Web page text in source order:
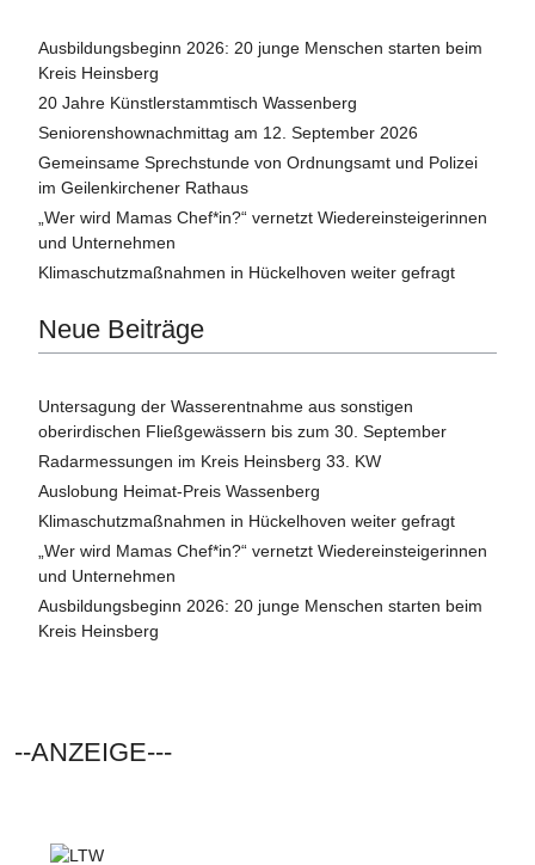
Ausbildungsbeginn 2026: 20 junge Menschen starten beim
Kreis Heinsberg
20 Jahre Künstlerstammtisch Wassenberg
Seniorenshownachmittag am 12. September 2026
Gemeinsame Sprechstunde von Ordnungsamt und Polizei
im Geilenkirchener Rathaus
„Wer wird Mamas Chef*in?“ vernetzt Wiedereinsteigerinnen
und Unternehmen
Klimaschutzmaßnahmen in Hückelhoven weiter gefragt
Neue Beiträge
Untersagung der Wasserentnahme aus sonstigen
oberirdischen Fließgewässern bis zum 30. September
Radarmessungen im Kreis Heinsberg 33. KW
Auslobung Heimat-Preis Wassenberg
Klimaschutzmaßnahmen in Hückelhoven weiter gefragt
„Wer wird Mamas Chef*in?“ vernetzt Wiedereinsteigerinnen
und Unternehmen
Ausbildungsbeginn 2026: 20 junge Menschen starten beim
Kreis Heinsberg
--ANZEIGE---